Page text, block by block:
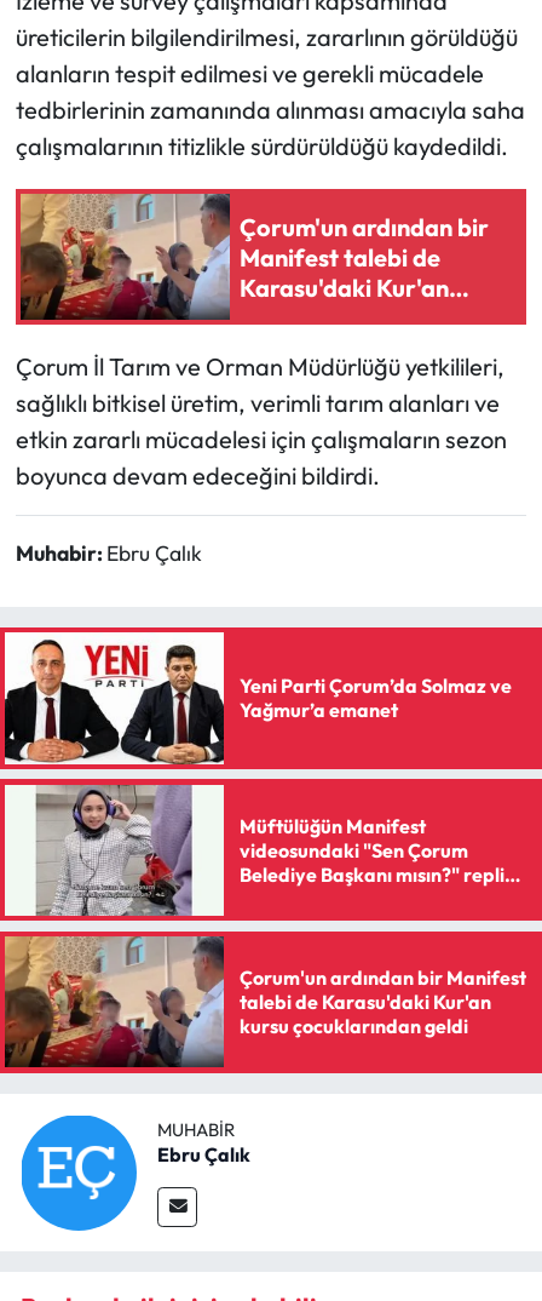
üreticilerin bilgilendirilmesi, zararlının görüldüğü
alanların tespit edilmesi ve gerekli mücadele
tedbirlerinin zamanında alınması amacıyla saha
çalışmalarının titizlikle sürdürüldüğü kaydedildi.
Çorum'un ardından bir
Manifest talebi de
Karasu'daki Kur'an
kursu çocuklarından
Çorum İl Tarım ve Orman Müdürlüğü yetkilileri,
sağlıklı bitkisel üretim, verimli tarım alanları ve
etkin zararlı mücadelesi için çalışmaların sezon
boyunca devam edeceğini bildirdi.
Muhabir: Ebru Çalık
Yeni Parti Çorum’da Solmaz ve
Yağmur’a emanet
Müftülüğün Manifest
videosundaki "Sen Çorum
Belediye Başkanı mısın?" repliği
Çorum'un ardından bir Manifest
talebi de Karasu'daki Kur'an
kursu çocuklarından geldi
MUHABIR
Ebru Çalık
Yayla Haber
Yemek Tarifleri